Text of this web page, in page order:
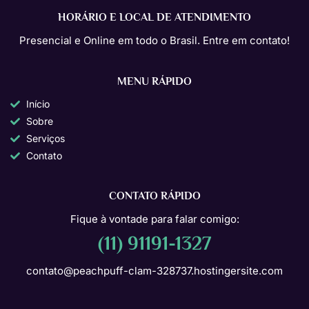
HORÁRIO E LOCAL DE ATENDIMENTO
Presencial e Online em todo o Brasil. Entre em contato!
MENU RÁPIDO
Início
Sobre
Serviços
Contato
CONTATO RÁPIDO
Fique à vontade para falar comigo:
(11) 91191-1327
contato@peachpuff-clam-328737.hostingersite.com